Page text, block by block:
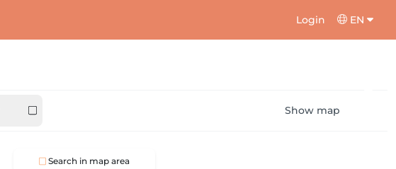
Login EN
Show map
Search in map area